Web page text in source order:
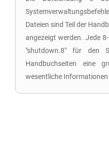
Dateien sind Teil der
angezeigt werden. Jede
"shutdown.8" für den
Handbuchseiten eine
wesentliche